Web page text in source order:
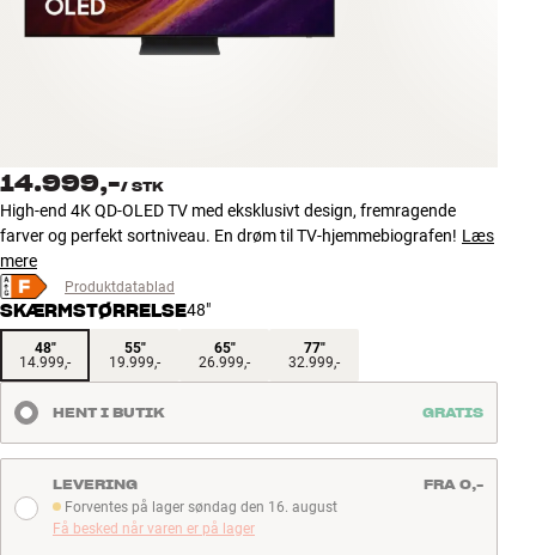
Tilbehør
NYHEDER
Find Butik
Kundeservice
Log ind
Kundeservice
Byg med Lyd
14.999,-/ STK
High-end 4K QD-OLED TV med eksklusivt design, fremragende
farver og perfekt sortniveau. En drøm til TV-hjemmebiografen! Læs
mere
Produktdatablad
SKÆRMSTØRRELSE48"
48"
14.999,-
55"
19.999,-
65"
26.999,-
77"
32.999,-
HENT I BUTIK GRATIS
Forventes på lager søndag den 16. august
Forventes på lager søndag den 16. august
Få besked når varen er på lager
LEVERING FRA 0,-